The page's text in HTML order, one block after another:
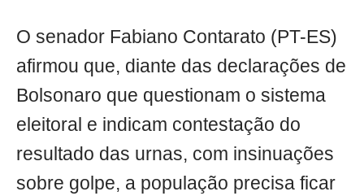
O senador Fabiano Contarato (PT-ES)
afirmou que, diante das declarações de
Bolsonaro que questionam o sistema
eleitoral e indicam contestação do
resultado das urnas, com insinuações
sobre golpe, a população precisa ficar